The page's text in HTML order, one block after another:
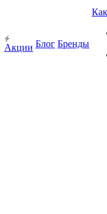
Акции Блог Бренды